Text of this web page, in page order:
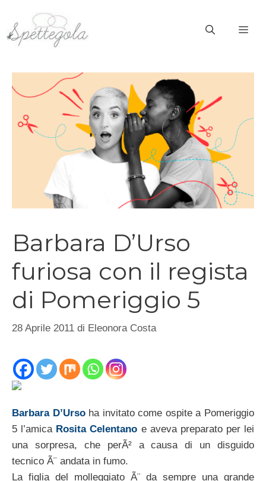
contenuto
Barbara D’Urso
furiosa con il regista
di Pomeriggio 5
28 Aprile 2011 di Eleonora Costa
Barbara D’Ursoha invitato come ospite a Pomeriggio
5 l’amica Rosita Celentano e aveva preparato per lei
una sorpresa, che perÃ² a causa di un disguido
tecnico Ã¨ andata in fumo.
La figlia del molleggiato Ã¨ da sempre una grande